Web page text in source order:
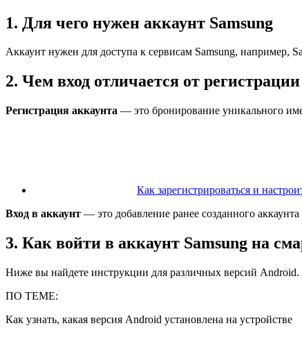
1. Для чего нужен аккаунт Samsung
Аккаунт нужен для доступа к сервисам Samsung, например,
2. Чем вход отличается от регистрации
Регистрация аккаунта — это бронирование уникального
Как зарегистрироваться и
Вход в аккаунт — это добавление ранее созданного
3. Как войти в аккаунт Samsung на
Ниже вы найдете инструкции для различных версий Android.
ПО ТЕМЕ:
Как узнать, какая версия Android установлена на устройстве